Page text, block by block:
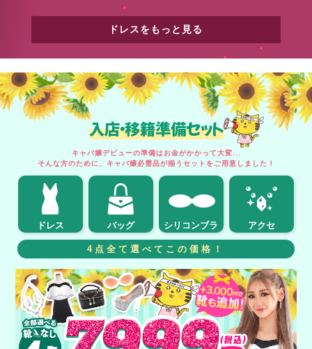
ドレスをもっと見る
入店・移籍準備セット
キャバ嬢デビューの準備はお金がかかって大変...
そんな方のために、キャバ嬢必需品が揃うセットをご用意しました！
ドレス バッグ シリコンブラ アクセ
4点全て選べてこの価格！